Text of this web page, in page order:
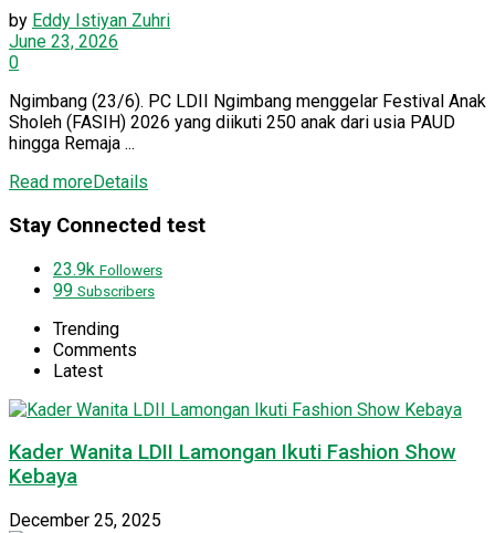
by Eddy Istiyan Zuhri
June 23, 2026
0
Ngimbang (23/6). PC LDII Ngimbang menggelar Festival Anak
Sholeh (FASIH) 2026 yang diikuti 250 anak dari usia PAUD
hingga Remaja ...
Read moreDetails
Stay Connected test
23.9k Followers
99 Subscribers
Trending
Comments
Latest
Kader Wanita LDII Lamongan Ikuti Fashion Show
Kebaya
December 25, 2025